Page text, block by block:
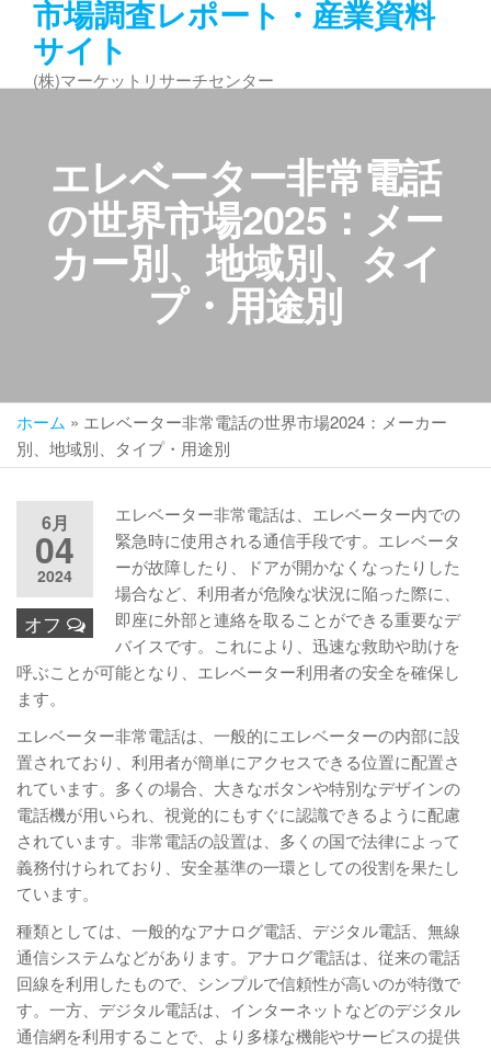
ン
市場調査レポート・産業資料
サイト
(株)マーケットリサーチセンター
エレベーター非常電話
の世界市場2025：メー
カー別、地域別、タイ
プ・用途別
ホーム » エレベーター非常電話の世界市場2024：メーカー
別、地域別、タイプ・用途別
6月
04
2024
オフ
エレベーター非常電話は、エレベーター内での
緊急時に使用される通信手段です。エレベータ
ーが故障したり、ドアが開かなくなったりした
場合など、利用者が危険な状況に陥った際に、
即座に外部と連絡を取ることができる重要なデ
バイスです。これにより、迅速な救助や助けを
呼ぶことが可能となり、エレベーター利用者の安全を確保し
ます。
エレベーター非常電話は、一般的にエレベーターの内部に設
置されており、利用者が簡単にアクセスできる位置に配置さ
れています。多くの場合、大きなボタンや特別なデザインの
電話機が用いられ、視覚的にもすぐに認識できるように配慮
されています。非常電話の設置は、多くの国で法律によって
義務付けられており、安全基準の一環としての役割を果たし
ています。
種類としては、一般的なアナログ電話、デジタル電話、無線
通信システムなどがあります。アナログ電話は、従来の電話
回線を利用したもので、シンプルで信頼性が高いのが特徴で
す。一方、デジタル電話は、インターネットなどのデジタル
通信網を利用することで、より多様な機能やサービスの提供